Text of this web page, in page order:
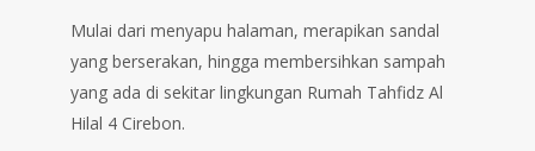
Mulai dari menyapu halaman, merapikan sandal
yang berserakan, hingga membersihkan sampah
yang ada di sekitar lingkungan Rumah Tahfidz Al
Hilal 4 Cirebon.